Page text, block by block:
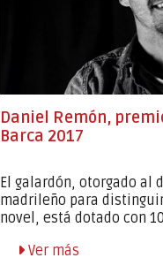
Daniel Remón,
Barca 2017
El galardón, otorgado al
madrileño para
novel, está dotado con
Ver más